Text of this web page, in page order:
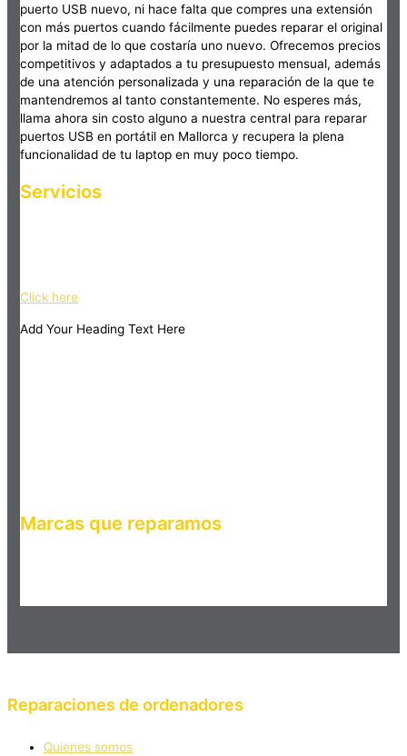
puerto USB nuevo, ni hace falta que compres una extensión
con más puertos cuando fácilmente puedes reparar el original
por la mitad de lo que costaría uno nuevo. Ofrecemos precios
competitivos y adaptados a tu presupuesto mensual, además
de una atención personalizada y una reparación de la que te
mantendremos al tanto constantemente. No esperes más,
llama ahora sin costo alguno a nuestra central para reparar
puertos USB en portátil en Mallorca y recupera la plena
funcionalidad de tu laptop en muy poco tiempo.
Servicios
Click here
Add Your Heading Text Here
Marcas que reparamos
Reparaciones de ordenadores
Quienes somos